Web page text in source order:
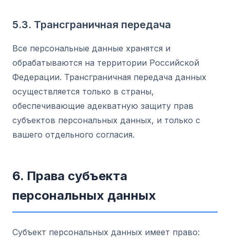
5.3. Трансграничная передача
Все персональные данные хранятся и
обрабатываются на территории Российской
Федерации. Трансграничная передача данных
осуществляется только в страны,
обеспечивающие адекватную защиту прав
субъектов персональных данных, и только с
вашего отдельного согласия.
6. Права субъекта
персональных данных
Субъект персональных данных имеет право: